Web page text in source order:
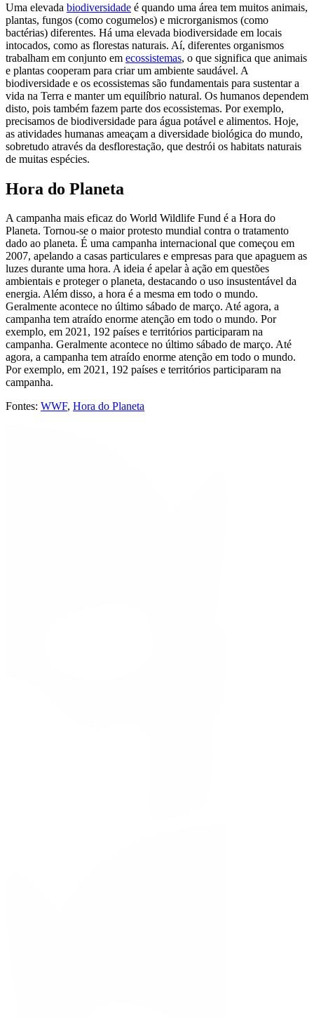
Uma elevada biodiversidade é quando uma área tem muitos animais,
plantas, fungos (como cogumelos) e microrganismos (como
bactérias) diferentes. Há uma elevada biodiversidade em locais
intocados, como as florestas naturais. Aí, diferentes organismos
trabalham em conjunto em ecossistemas, o que significa que animais
e plantas cooperam para criar um ambiente saudável. A
biodiversidade e os ecossistemas são fundamentais para sustentar a
vida na Terra e manter um equilíbrio natural. Os humanos dependem
disto, pois também fazem parte dos ecossistemas. Por exemplo,
precisamos de biodiversidade para água potável e alimentos. Hoje,
as atividades humanas ameaçam a diversidade biológica do mundo,
sobretudo através da desflorestação, que destrói os habitats naturais
de muitas espécies.
Hora do Planeta
A campanha mais eficaz do World Wildlife Fund é a Hora do
Planeta. Tornou-se o maior protesto mundial contra o tratamento
dado ao planeta. É uma campanha internacional que começou em
2007, apelando a casas particulares e empresas para que apaguem as
luzes durante uma hora. A ideia é apelar à ação em questões
ambientais e proteger o planeta, destacando o uso insustentável da
energia. Além disso, a hora é a mesma em todo o mundo.
Geralmente acontece no último sábado de março. Até agora, a
campanha tem atraído enorme atenção em todo o mundo. Por
exemplo, em 2021, 192 países e territórios participaram na
campanha. Geralmente acontece no último sábado de março. Até
agora, a campanha tem atraído enorme atenção em todo o mundo.
Por exemplo, em 2021, 192 países e territórios participaram na
campanha.
Fontes: WWF, Hora do Planeta